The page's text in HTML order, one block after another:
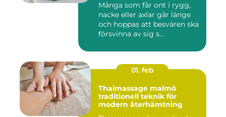
Många som får ont i rygg,
nacke eller axlar går länge
och hoppas att besvären ska
försvinna av sig s...
01. feb
Thaimassage malmö
traditionell teknik för
modern återhämtning